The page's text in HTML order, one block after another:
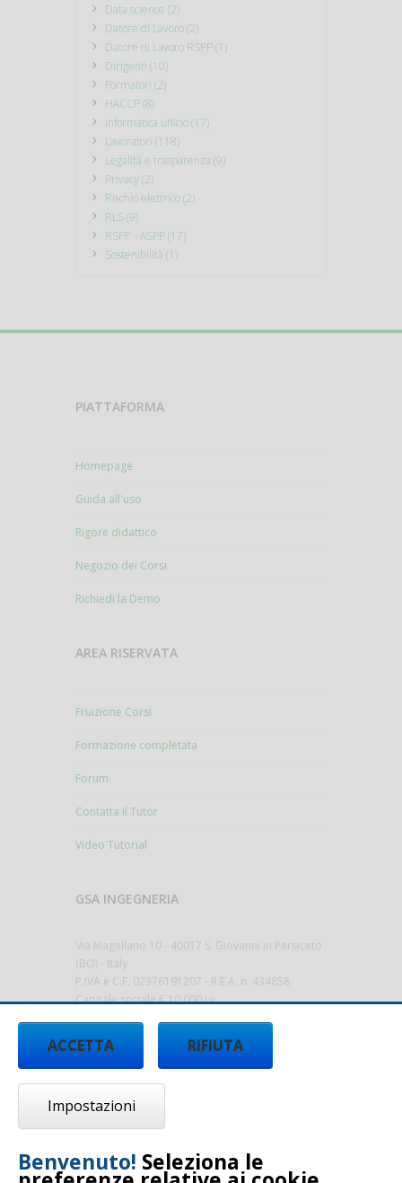
Data science (2)
Datore di Lavoro (2)
Datore di Lavoro RSPP (1)
Dirigenti (10)
Formatori (2)
HACCP (8)
Informatica ufficio (17)
Lavoratori (118)
Legalità e trasparenza (9)
Privacy (2)
Rischio elettrico (2)
RLS (9)
RSPP - ASPP (17)
Sostenibilità (1)
PIATTAFORMA
Homepage
Guida all'uso
Rigore didattico
Negozio dei Corsi
Richiedi la Demo
AREA RISERVATA
Fruizione Corsi
Formazione completata
Forum
Contatta il Tutor
Video Tutorial
GSA INGEGNERIA
Via Magellano 10 - 40017 S. Giovanni in Persiceto
(BO) - Italy
P.IVA e C.F. 02376191207 - R.E.A. n. 434858
Capitale sociale € 10.000 i.v.
www.sicurezza-ambiente.it
RIFIUTA
ACCETTA
Impostazioni
Benvenuto! Seleziona le